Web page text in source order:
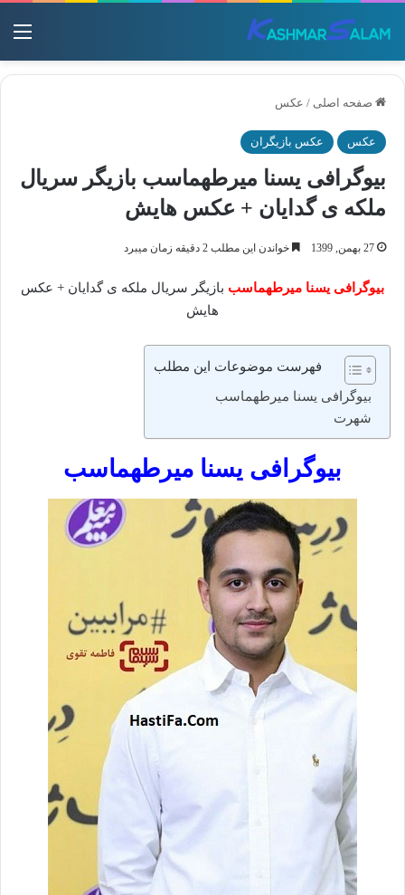
صفحه اصلی / عکس
عکس عکس بازیگران
بیوگرافی یسنا میرطهماسب بازیگر سریال
ملکه ی گدایان + عکس هایش
27 بهمن, 1399 خواندن این مطلب 2 دقیقه زمان میبرد
بیوگرافی یسنا میرطهماسب بازیگر سریال ملکه ی گدایان + عکس
هایش
فهرست موضوعات این مطلب
بیوگرافی یسنا میرطهماسب
شهرت
بیوگرافی یسنا میرطهماسب